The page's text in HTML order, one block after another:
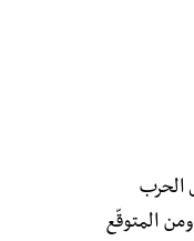
بالأساس إلى الحرب
المتوقّع